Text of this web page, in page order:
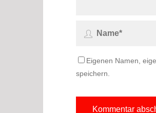
Eigenen Namen,
speichern.